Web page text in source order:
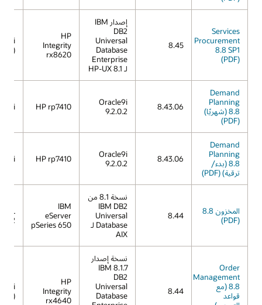
Services
Procurement
8.8 SP1
(PDF)
8.45
إصدار IBM
DB2
Universal
Database
Enterprise
لـ HP-UX 8.1
HP
Integrity
rx8620
11i
Demand
Planning
8.8 (شهريًا)
(PDF)
8.43.06
Oracle9i
9.2.0.2
HP rp7410
11i
Demand
Planning
8.8 (بدء/
ترقية) (PDF)
8.43.06
Oracle9i
9.2.0.2
HP rp7410
11i
المخزون 8.8
(PDF)
8.44
نسخة 8.1 من
IBM DB2
Universal
Database لـ
AIX
IBM
eServer
pSeries 650
5L
V5.2
Order
Management
8.8 (مع
قواعد
8.44
نسخة إصدار
8.1.7 IBM
DB2
Universal
Database
HP
Integrity
rx4640
11i